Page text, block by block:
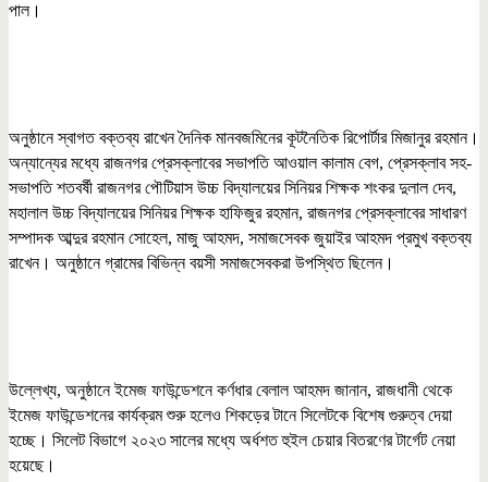
পাল।
অনুষ্ঠানে স্বাগত বক্তব্য রাখেন দৈনিক মানবজমিনের কূটনৈতিক রিপোর্টার মিজানুর রহমান।
অন্যান্যের মধ্যে রাজনগর প্রেসক্লাবের সভাপতি আওয়াল কালাম বেগ, প্রেসক্লাব সহ-
সভাপতি শতবর্ষী রাজনগর পৌটিয়াস উচ্চ বিদ্যালয়ের সিনিয়র শিক্ষক শংকর দুলাল দেব,
মহালাল উচ্চ বিদ্যালয়ের সিনিয়র শিক্ষক হাফিজুর রহমান, রাজনগর প্রেসক্লাবের সাধারণ
সম্পাদক আব্দুর রহমান সোহেল, মাজু আহমদ, সমাজসেবক জুয়াইর আহমদ প্রমুখ বক্তব্য
রাখেন। অনুষ্ঠানে গ্রামের বিভিন্ন বয়সী সমাজসেবকরা উপস্থিত ছিলেন।
উল্লেখ্য, অনুষ্ঠানে ইমেজ ফাউন্ডেশনে কর্ণধার বেলাল আহমদ জানান, রাজধানী থেকে
ইমেজ ফাউন্ডেশনের কার্যক্রম শুরু হলেও শিকড়ের টানে সিলেটকে বিশেষ গুরুত্ব দেয়া
হচ্ছে। সিলেট বিভাগে ২০২৩ সালের মধ্যে অর্ধশত হুইল চেয়ার বিতরণের টার্গেট নেয়া
হয়েছে।